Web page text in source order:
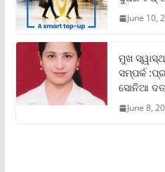
June 10,
ମୁଖ
ସମ୍ପର୍କ
ସୋନିଆ
June 8,